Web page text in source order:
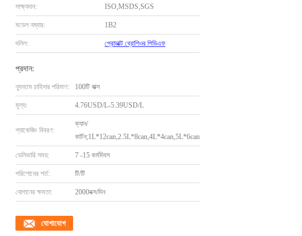
সাক্ষ্যদান: ISO,MSDS,SGS
মডেল নম্বার: 1B2
দলিল: প্রোডাক্ট ব্রোশিওর পিডিএফ
প্রদান:
ন্যূনতম চাহিদার পরিমাণ: 100টি বাক্স
মূল্য: 4.76USD/L-5.39USD/L
প্যাকেজিং বিবরণ:
ক্যান/
কার্টন;1L*12can,2.5L*8can,4L*4can,5L*6can
ডেলিভারি সময়: 7 -15 কর্মদিবস
পরিশোধের শর্ত: টি/টি
যোগানের ক্ষমতা: 2000বক্স/দিন
যোগাযোগ